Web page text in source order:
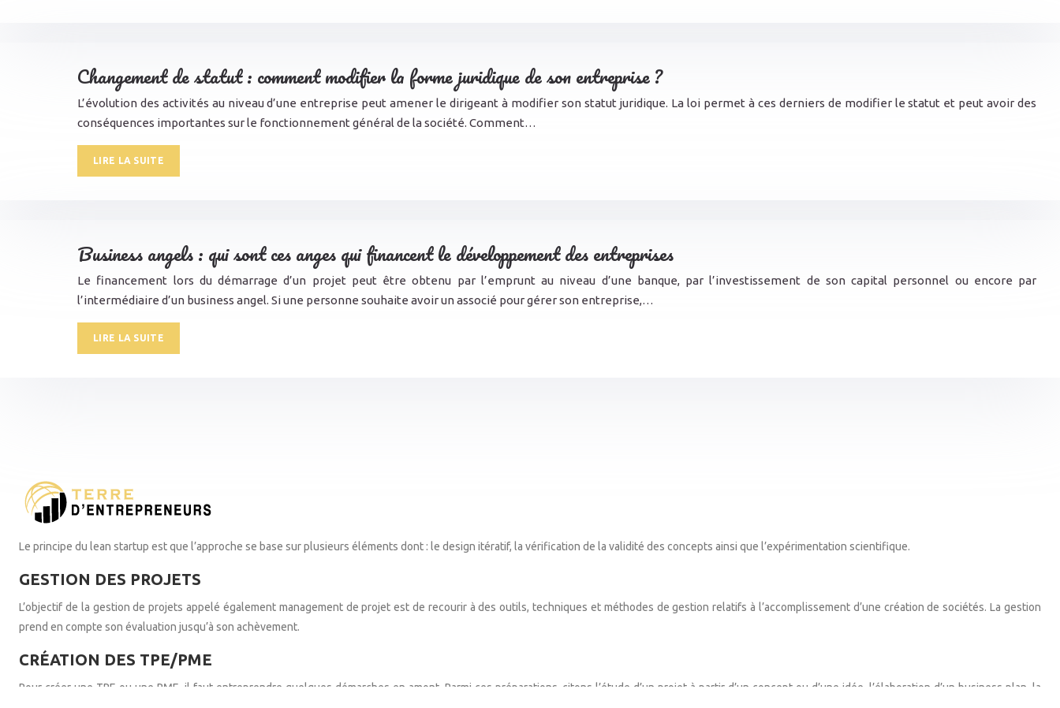
Changement de statut : comment modifier la forme juridique de son entreprise ?
L’évolution des activités au niveau d’une entreprise peut amener le dirigeant à modifier son statut juridique. La loi permet à ces derniers de modifier le statut et peut avoir des
conséquences importantes sur le fonctionnement général de la société. Comment…
LIRE LA SUITE
Business angels : qui sont ces anges qui financent le développement des entreprises
Le financement lors du démarrage d’un projet peut être obtenu par l’emprunt au niveau d’une banque, par l’investissement de son capital personnel ou encore par
l’intermédiaire d’un business angel. Si une personne souhaite avoir un associé pour gérer son entreprise,…
LIRE LA SUITE
Le principe du lean startup est que l’approche se base sur plusieurs éléments dont : le design itératif, la vérification de la validité des concepts ainsi que l’expérimentation scientifique.
GESTION DES PROJETS
L’objectif de la gestion de projets appelé également management de projet est de recourir à des outils, techniques et méthodes de gestion relatifs à l’accomplissement d’une création de sociétés. La gestion
prend en compte son évaluation jusqu’à son achèvement.
CRÉATION DES TPE/PME
Pour créer une TPE ou une PME, il faut entreprendre quelques démarches en amont. Parmi ces préparations, citons l’étude d’un projet à partir d’un concept ou d’une idée, l’élaboration d’un business plan, la